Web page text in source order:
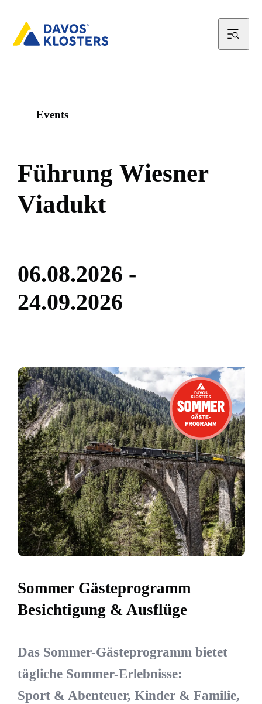
Events
Führung Wiesner
Viadukt
06.08.2026 -
24.09.2026
Sommer Gästeprogramm
Besichtigung & Ausflüge
Das Sommer-Gästeprogramm bietet
tägliche Sommer-Erlebnisse:
Sport & Abenteuer, Kinder & Familie,